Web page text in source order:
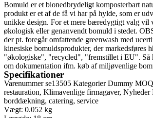
Bomuld er et bionedbrydeligt komposterbart
produkt er et af de få vi har på hylde, som er
unikke design. For et mere bæredygtigt valg vil
økologisk eller genanvendt bomuld i stedet.
der pt. foregår omfattende greenwash med
kinesiske bomuldsprodukter, der markedsføres
"økologiske", "recycled", "fremstillet i EU". Så
om dokumentation ifm. køb af miljøvenlige
Specifikationer
Varenummerse13505 Kategorier Dummy
restauration, Klimavenlige firmagaver, Nyheder
borddækning, catering, service
Vægt: 0.052 kg